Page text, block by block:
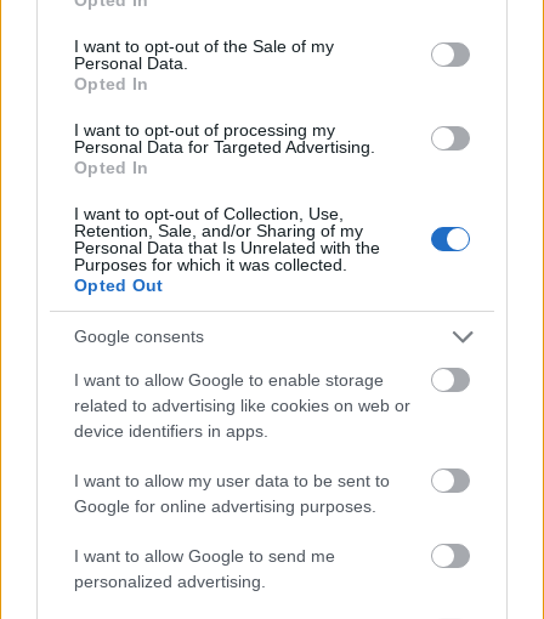
use your data for below specified purposes in below Google
consent section.
I want to opt-out of the Sale of my
Personal Data.
Opted In
I want to opt-out of processing my
Personal Data for Targeted Advertising.
Opted In
I want to opt-out of Collection, Use,
Retention, Sale, and/or Sharing of my
Personal Data that Is Unrelated with the
Purposes for which it was collected.
Opted Out
Google consents
I want to allow Google to enable storage
related to advertising like cookies on web or
device identifiers in apps.
I want to allow my user data to be sent to
Google for online advertising purposes.
I want to allow Google to send me
personalized advertising.
Dumas magyar származású fotográfus
elveszettnek hitt felvételei és személyes
anyagai – számolt be a Punkt.hu . A 20. század